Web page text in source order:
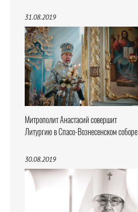
31.08.2019
Митрополит Анастасий совершит
Литургию в Спасо-Вознесенском соборе
30.08.2019